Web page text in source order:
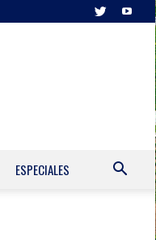
ESPECIALES